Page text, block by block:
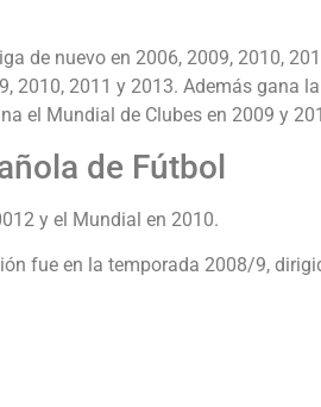
de nuevo en 2006, 2009, 2010,
2011 y 2013. Además gana
el Mundial de Clubes en 2009 y
de Fútbol
y el Mundial en 2010.
fue en la temporada 2008/9,